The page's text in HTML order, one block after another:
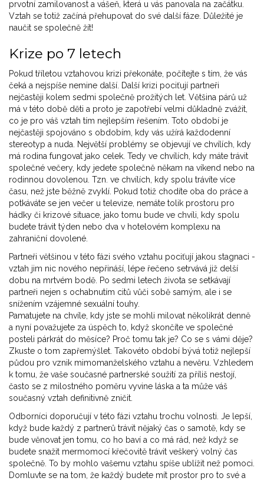
prvotní zamilovanost a vášeň, která u vás panovala na začátku.
Vztah se totiž začíná přehupovat do své další fáze. Důležité je
naučit se společně žít!
Krize po 7 letech
Pokud tříletou vztahovou krizi překonáte, počítejte s tím, že vás
čeká a nejspíše nemine další. Další krizi pociťují partneři
nejčastěji kolem sedmi společně prožitých let. Většina párů už
má v této době děti a proto je zapotřebí velmi důkladně zvážit,
co je pro váš vztah tím nejlepším řešením. Toto období je
nejčastěji spojováno s obdobím, kdy vás užírá každodenní
stereotyp a nuda. Největší problémy se objevují ve chvílích, kdy
má rodina fungovat jako celek. Tedy ve chvílích, kdy máte trávit
společné večery, kdy jedete společně někam na víkend nebo na
rodinnou dovolenou. Tzn. ve chvílích, kdy spolu trávíte více
času, než jste běžně zvyklí. Pokud totiž chodíte oba do práce a
potkáváte se jen večer u televize, nemáte tolik prostoru pro
hádky či krizové situace, jako tomu bude ve chvíli, kdy spolu
budete trávit týden nebo dva v hotelovém komplexu na
zahraniční dovolené.
Partneři většinou v této fázi svého vztahu pociťují jakou stagnaci -
vztah jim nic nového nepřináší, lépe řečeno setrvává již delší
dobu na mrtvém bodě. Po sedmi letech života se setkávají
partneři nejen s ochabnutím citů vůči sobě samým, ale i se
snížením vzájemné sexuální touhy.
Pamatujete na chvíle, kdy jste se mohli milovat několikrát denně
a nyní považujete za úspěch to, když skončíte ve společné
posteli párkrát do měsíce? Proč tomu tak je? Co se s vámi děje?
Zkuste o tom zapřemýšlet. Takovéto období bývá totiž nejlepší
půdou pro vznik mimomanželského vztahu a nevěru. Vzhledem
k tomu, že vaše současné partnerské soužití za příliš nestojí,
často se z milostného poměru vyvine láska a ta může váš
současný vztah definitivně zničit.
Odborníci doporučují v této fázi vztahu trochu volnosti. Je lepší,
když bude každý z partnerů trávit nějaký čas o samotě, kdy se
bude věnovat jen tomu, co ho baví a co má rád, než když se
budete snažit mermomocí křečovitě trávit veškerý volný čas
společně. To by mohlo vašemu vztahu spíše ublížit než pomoci.
Domluvte se na tom, že každý budete mít prostor pro to své a